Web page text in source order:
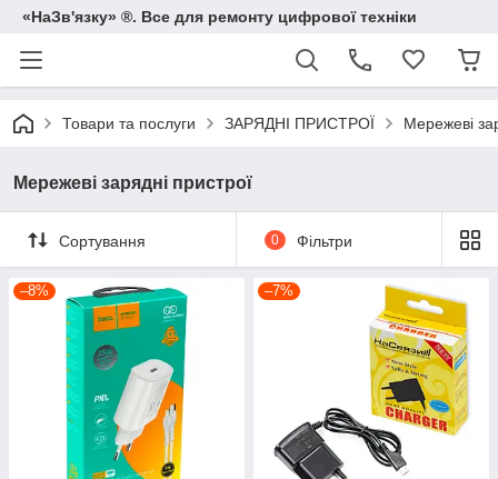
«НаЗв'язку» ®. Все для ремонту цифрової техніки
Товари та послуги ЗАРЯДНІ ПРИСТРОЇ Мережеві
Мережеві зарядні пристрої
Сортування 0 Фільтри
–8% –7%